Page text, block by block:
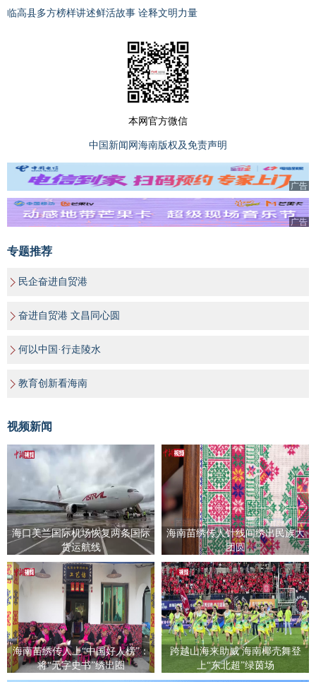
临高县多方榜样讲述鲜活故事 诠释文明力量
本网官方微信
中国新闻网海南版权及免责声明
广告
广告
专题推荐
民企奋进自贸港
奋进自贸港 文昌同心圆
何以中国·行走陵水
教育创新看海南
视频新闻
海口美兰国际机场恢复两条国际
货运航线
海南苗绣传人针线间绣出民族大
团圆
海南苗绣传人上“中国好人榜”：
将“无字史书”绣出圈
跨越山海来助威 海南椰壳舞登
上“东北超”绿茵场